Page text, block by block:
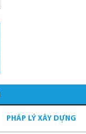
PHÁP LÝ XÂY DỰNG